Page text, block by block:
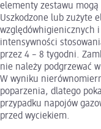
elementy zestawu
Uszkodzone lub zużyte
względówhigienicznych
intensywności
przez 4 – 8 tygodni.
nie należy podgrzewać
W wyniku
poparzenia, dlatego
przypadku napojów
przed wyciekiem.